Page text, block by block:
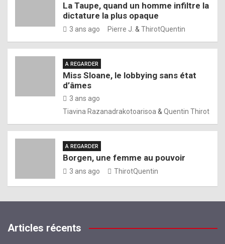
La Taupe, quand un homme infiltre la
dictature la plus opaque
3 ans ago Pierre J. & ThirotQuentin
A REGARDER
Miss Sloane, le lobbying sans état
d’âmes
3 ans ago
Tiavina Razanadrakotoarisoa & Quentin Thirot
A REGARDER
Borgen, une femme au pouvoir
3 ans ago ThirotQuentin
Articles récents